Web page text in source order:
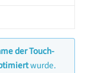
der Touch-
wurde.